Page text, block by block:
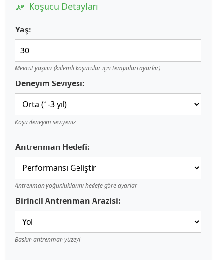
Koşucu Detayları
Yaş:
Mevcut yaşınız (kıdemli koşucular için tempoları ayarlar)
Deneyim Seviyesi:
Koşu deneyim seviyeniz
Antrenman Hedefi:
Antrenman yoğunluklarını hedefe göre ayarlar
Birincil Antrenman Arazisi:
Baskın antrenman yüzeyi